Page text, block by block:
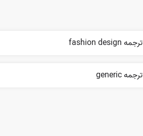
ترجمه fashion design
ترجمه generic